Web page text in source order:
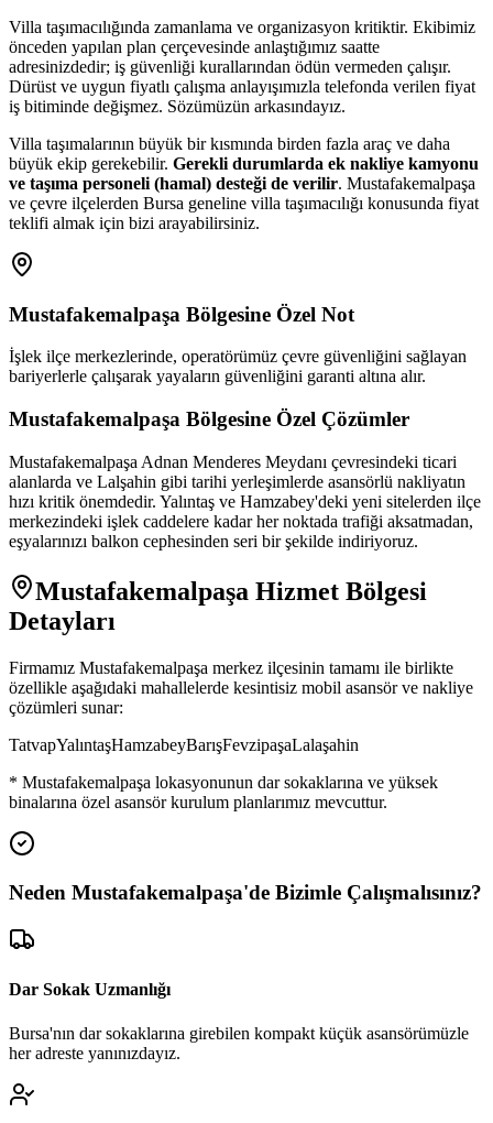
Villa taşımacılığında zamanlama ve organizasyon kritiktir. Ekibimiz
önceden yapılan plan çerçevesinde anlaştığımız saatte
adresinizdedir; iş güvenliği kurallarından ödün vermeden çalışır.
Dürüst ve uygun fiyatlı çalışma anlayışımızla telefonda verilen fiyat
iş bitiminde değişmez. Sözümüzün arkasındayız.
Villa taşımalarının büyük bir kısmında birden fazla araç ve daha
büyük ekip gerekebilir. Gerekli durumlarda ek nakliye kamyonu
ve taşıma personeli (hamal) desteği de verilir. Mustafakemalpaşa
ve çevre ilçelerden Bursa geneline villa taşımacılığı konusunda fiyat
teklifi almak için bizi arayabilirsiniz.
Mustafakemalpaşa Bölgesine Özel Not
İşlek ilçe merkezlerinde, operatörümüz çevre güvenliğini sağlayan
bariyerlerle çalışarak yayaların güvenliğini garanti altına alır.
Mustafakemalpaşa Bölgesine Özel Çözümler
Mustafakemalpaşa Adnan Menderes Meydanı çevresindeki ticari
alanlarda ve Lalşahin gibi tarihi yerleşimlerde asansörlü nakliyatın
hızı kritik önemdedir. Yalıntaş ve Hamzabey'deki yeni sitelerden ilçe
merkezindeki işlek caddelere kadar her noktada trafiği aksatmadan,
eşyalarınızı balkon cephesinden seri bir şekilde indiriyoruz.
Mustafakemalpaşa Hizmet Bölgesi
Detayları
Firmamız Mustafakemalpaşa merkez ilçesinin tamamı ile birlikte
özellikle aşağıdaki mahallelerde kesintisiz mobil asansör ve nakliye
çözümleri sunar:
TatvapYalıntaşHamzabeyBarışFevzipaşaLalaşahin
* Mustafakemalpaşa lokasyonunun dar sokaklarına ve yüksek
binalarına özel asansör kurulum planlarımız mevcuttur.
Neden Mustafakemalpaşa'de Bizimle Çalışmalısınız?
Dar Sokak Uzmanlığı
Bursa'nın dar sokaklarına girebilen kompakt küçük asansörümüzle
her adreste yanınızdayız.